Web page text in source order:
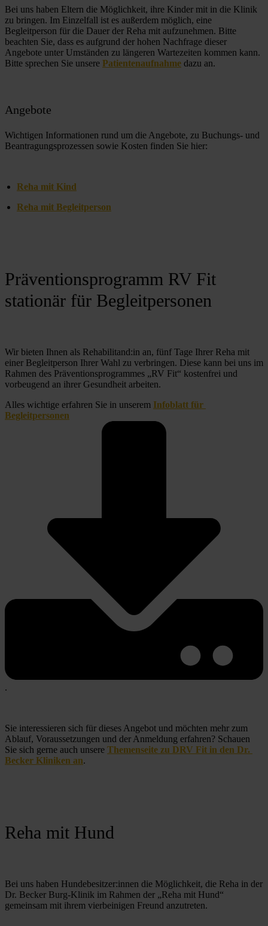
Bei uns haben Eltern die Möglichkeit, ihre Kinder mit in die Klinik
zu bringen. Im Einzelfall ist es außerdem möglich, eine
Begleitperson für die Dauer der Reha mit aufzunehmen. Bitte
beachten Sie, dass es aufgrund der hohen Nachfrage dieser
Angebote unter Umständen zu längeren Wartezeiten kommen kann.
Bitte sprechen Sie unsere Patientenaufnahme dazu an.
Angebote
Wichtigen Informationen rund um die Angebote, zu Buchungs- und
Beantragungsprozessen sowie Kosten finden Sie hier:
Reha mit Kind
Reha mit Begleitperson
Präventionsprogramm RV Fit
stationär für Begleitpersonen
Wir bieten Ihnen als Rehabilitand:in an, fünf Tage Ihrer Reha mit
einer Begleitperson Ihrer Wahl zu verbringen. Diese kann bei uns im
Rahmen des Präventionsprogrammes „RV Fit“ kostenfrei und
vorbeugend an ihrer Gesundheit arbeiten.
Alles wichtige erfahren Sie in unserem Infoblatt für
Begleitpersonen
.
Sie interessieren sich für dieses Angebot und möchten mehr zum
Ablauf, Voraussetzungen und der Anmeldung erfahren? Schauen
Sie sich gerne auch unsere Themenseite zu DRV Fit in den Dr.
Becker Kliniken an.
Reha mit Hund
Bei uns haben Hundebesitzer:innen die Möglichkeit, die Reha in der
Dr. Becker Burg-Klinik im Rahmen der „Reha mit Hund“
gemeinsam mit ihrem vierbeinigen Freund anzutreten.